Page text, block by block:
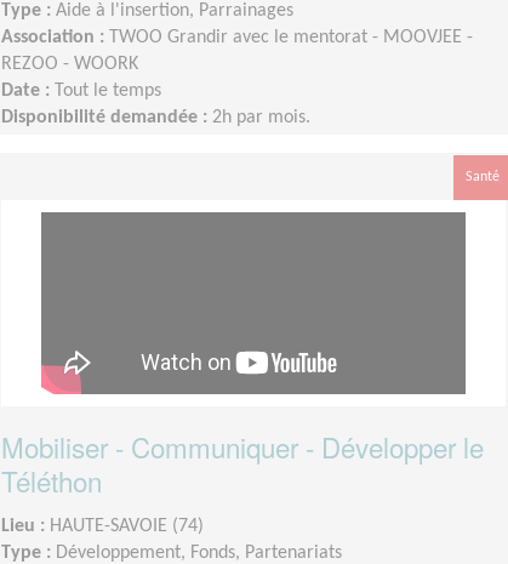
Type : Aide à l'insertion, Parrainages
Association :
TWOO Grandir avec le mentorat - MOOVJEE -
REZOO - WOORK
Date :
Tout le temps
Disponibilité demandée : 2h par mois.
Santé
Mobiliser - Communiquer - Développer le
Téléthon
Lieu : HAUTE-SAVOIE (74)
Type : Développement, Fonds, Partenariats